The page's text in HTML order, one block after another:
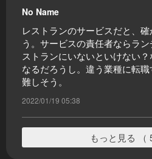
No Name
レストランのサービスだと、
う。サービスの責任者ならラ
ストランにいないといけない
なるだろうし。違う業種に転
難しそう。
2022/01/19 05:38
もっと見る （